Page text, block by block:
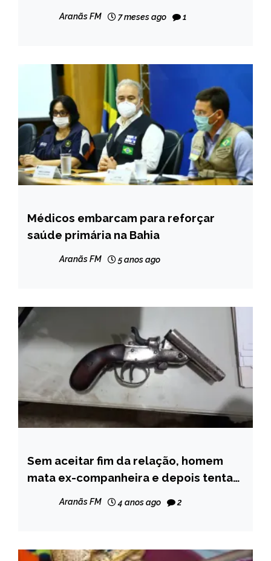
NOTÍCIAS
Aranãs FM 7 meses ago 1
BRASIL
NOTÍCIAS
Médicos embarcam para reforçar
saúde primária na Bahia
Aranãs FM 5 anos ago
CAPELINHA
MINAS
Sem aceitar fim da relação, homem
mata ex-companheira e depois tenta
Aranãs FM 4 anos ago 2